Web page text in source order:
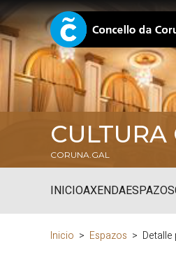
CORUNA.GAL
INICIOAXENDAESPAZOS
Inicio Espazos